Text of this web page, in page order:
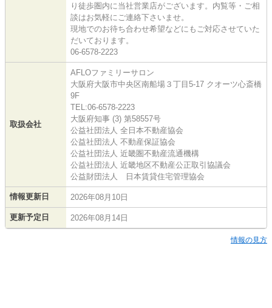
り徒歩圏内に当社営業店がございます。内覧等・ご相
談はお気軽にご連絡下さいませ。
現地でのお待ち合わせ希望などにもご対応させていた
だいております。
06-6578-2223
取扱会社
AFLOファミリーサロン
大阪府大阪市中央区南船場３丁目5-17 クオーツ心斎橋
9F
TEL:06-6578-2223
大阪府知事 (3) 第58557号
公益社団法人 全日本不動産協会
公益社団法人 不動産保証協会
公益社団法人 近畿圏不動産流通機構
公益社団法人 近畿地区不動産公正取引協議会
公益財団法人 日本賃貸住宅管理協会
情報更新日 2026年08月10日
更新予定日 2026年08月14日
情報の見方